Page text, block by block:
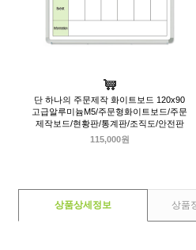
단 하나의 주문제작 화이트보드 120x90
고급알루미늄M5/주문형화이트보드/주문
제작보드/현황판/통계판/조직도/안전판
115,000원
상품상세정보 상품